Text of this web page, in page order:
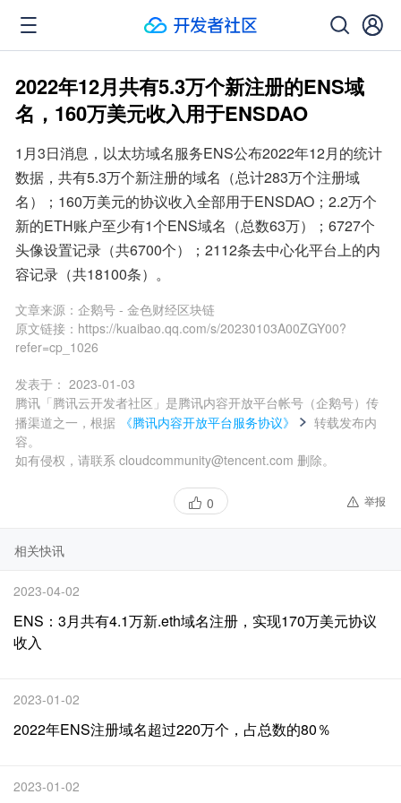
2022年12月共有5.3万个新注册的ENS域
名，160万美元收入用于ENSDAO
1月3日消息，以太坊域名服务ENS公布2022年12月的统计
数据，共有5.3万个新注册的域名（总计283万个注册域
名）；160万美元的协议收入全部用于ENSDAO；2.2万个
新的ETH账户至少有1个ENS域名（总数63万）；6727个
头像设置记录（共6700个）；2112条去中心化平台上的内
容记录（共18100条）。
文章来源： 企鹅号 - 金色财经区块链
原文链接： https://kuaibao.qq.com/s/20230103A00ZGY00?
refer=cp_1026
发表于： 2023-01-03
腾讯「腾讯云开发者社区」是腾讯内容开放平台帐号（企鹅号）传
播渠道之一，根据
《腾讯内容开放平台服务协议》
转载发布内
容。
如有侵权，请联系 cloudcommunity@tencent.com 删除。
0 举报
相关快讯
2023-04-02
ENS：3月共有4.1万新.eth域名注册，实现170万美元协议
收入
2023-01-02
2022年ENS注册域名超过220万个，占总数的80％
2023-01-02